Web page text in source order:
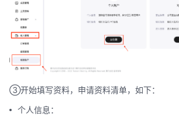
③开始填写资料，申请资料清单，如下：
个人信息：